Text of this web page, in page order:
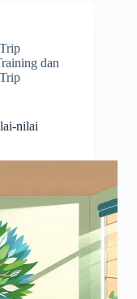
dan
nilai